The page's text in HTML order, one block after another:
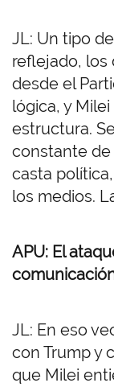
JL: Un tipo
reflejado, los
desde el
lógica, y
estructura.
constante de
casta
los medios.
APU: El
JL: En eso
con Trump y
que Milei